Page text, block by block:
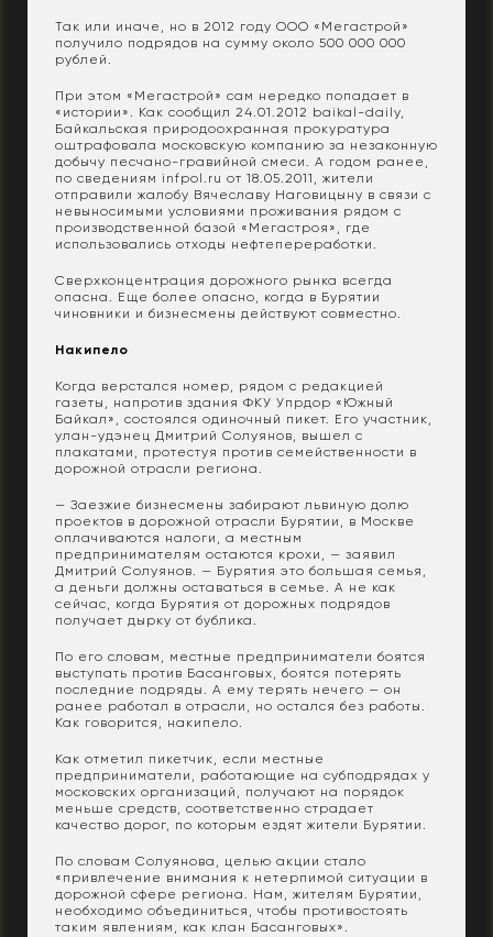
Так или иначе, но в 2012 году ООО «Мегастрой»
получило подрядов на сумму около 500 000 000
рублей.
При этом «Мегастрой» сам нередко попадает в
«истории». Как сообщил 24.01.2012 baikal-daily,
Байкальская природоохранная прокуратура
оштрафовала московскую компанию за незаконную
добычу песчано-гравийной смеси. А годом ранее,
по сведениям infpol.ru от 18.05.2011, жители
отправили жалобу Вячеславу Наговицыну в связи с
невыносимыми условиями проживания рядом с
производственной базой «Мегастроя», где
использовались отходы нефтепереработки.
Сверхконцентрация дорожного рынка всегда
опасна. Еще более опасно, когда в Бурятии
чиновники и бизнесмены действуют совместно.
Накипело
Когда верстался номер, рядом с редакцией
газеты, напротив здания ФКУ Упрдор «Южный
Байкал», состоялся одиночный пикет. Его участник,
улан-удэнец Дмитрий Солуянов, вышел с
плакатами, протестуя против семейственности в
дорожной отрасли региона.
— Заезжие бизнесмены забирают львиную долю
проектов в дорожной отрасли Бурятии, в Москве
оплачиваются налоги, а местным
предпринимателям остаются крохи, — заявил
Дмитрий Солуянов. — Бурятия это большая семья,
а деньги должны оставаться в семье. А не как
сейчас, когда Бурятия от дорожных подрядов
получает дырку от бублика.
По его словам, местные предприниматели боятся
выступать против Басанговых, боятся потерять
последние подряды. А ему терять нечего — он
ранее работал в отрасли, но остался без работы.
Как говорится, накипело.
Как отметил пикетчик, если местные
предприниматели, работающие на субподрядах у
московских организаций, получают на порядок
меньше средств, соответственно страдает
качество дорог, по которым ездят жители Бурятии.
По словам Солуянова, целью акции стало
«привлечение внимания к нетерпимой ситуации в
дорожной сфере региона. Нам, жителям Бурятии,
необходимо объединиться, чтобы противостоять
таким явлениям, как клан Басанговых».